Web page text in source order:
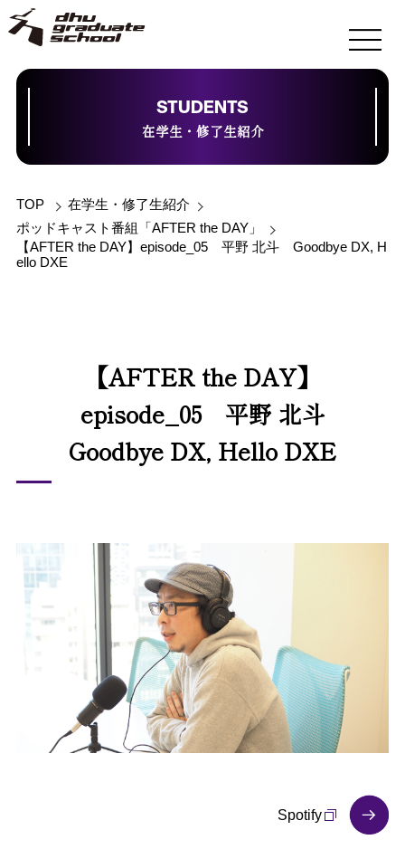
STUDENTS
在学生・修了生紹介
TOP
在学生・修了生紹介
ポッドキャスト番組「AFTER the DAY」
【AFTER the DAY】episode_05 平野 北斗 Goodbye DX, H
ello DXE
【AFTER the DAY】
episode_05 平野 北斗
Goodbye DX, Hello DXE
Spotify